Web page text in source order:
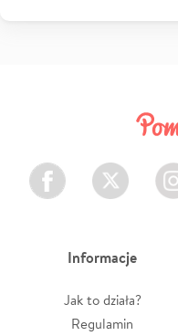
Facebook Twitter
Informacje
Jak to działa?
Regulamin